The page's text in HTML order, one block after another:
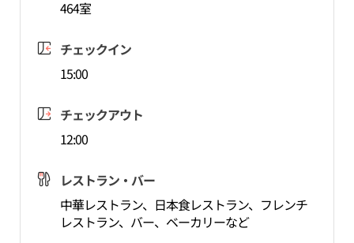
464室
チェックイン
15:00
チェックアウト
12:00
レストラン・バー
中華レストラン、日本食レストラン、フレンチ
レストラン、バー、ベーカリーなど